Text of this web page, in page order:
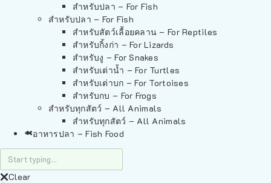
สำหรับปลา – For Fish
สำหรับปลา – For Fish
สำหรับสัตว์เลื้อยคลาน – For Reptiles
สำหรับกิ้งก่า – For Lizards
สำหรับงู – For Snakes
สำหรับเต่าน้ำ – For Turtles
สำหรับเต่าบก – For Tortoises
สำหรับกบ – For Frogs
สำหรับทุกสัตว์ – All Animals
สำหรับทุกสัตว์ – All Animals
อาหารปลา – Fish Food
Clear